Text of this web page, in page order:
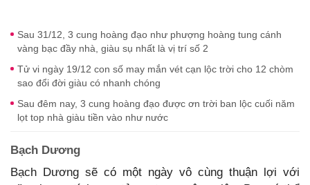
Sau 31/12, 3 cung hoàng đạo như phượng hoàng tung cánh
vàng bạc đầy nhà, giàu sụ nhất là vị trí số 2
Tử vi ngày 19/12 con số may mắn vét cạn lộc trời cho 12 chòm
sao đổi đời giàu có nhanh chóng
Sau đêm nay, 3 cung hoàng đạo được ơn trời ban lộc cuối năm
lọt top nhà giàu tiền vào như nước
Bạch Dương
Bạch Dương sẽ có một ngày vô cùng thuận lợi với